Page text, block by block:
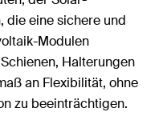
die eine sichere und
Modulen
Halterungen
an Flexibilität, ohne
zu beeinträchtigen.